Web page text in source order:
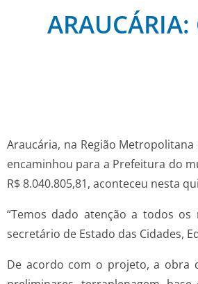
Araucária, na Região
encaminhou para a Prefeitura do
R$ 8.040.805,81, aconteceu nesta
“Temos dado atenção a todos
secretário de Estado das Cidades,
De acordo com o projeto, a obra